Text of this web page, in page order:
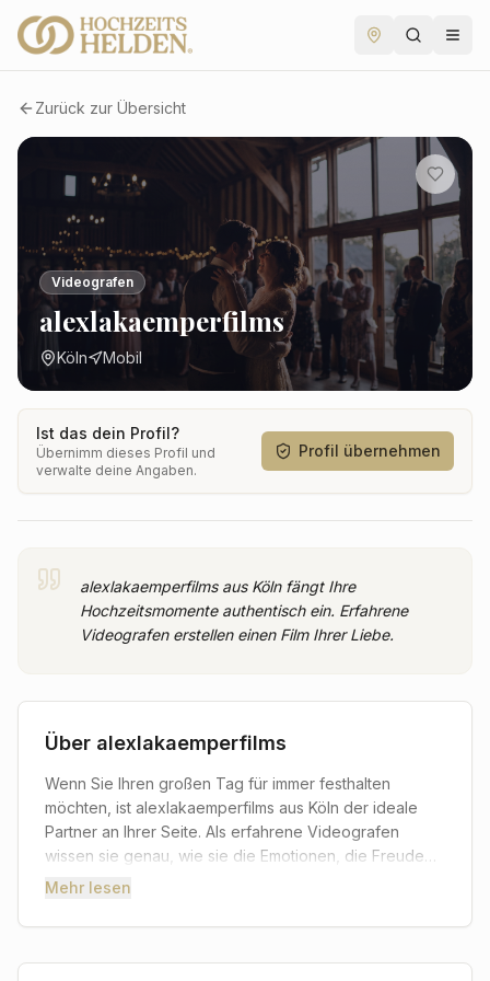
Zurück zur Übersicht
Videografen
alexlakaemperfilms
Köln Mobil
Ist das dein Profil?
Übernimm dieses Profil und
verwalte deine Angaben.
Profil übernehmen
alexlakaemperfilms aus Köln fängt Ihre
Hochzeitsmomente authentisch ein. Erfahrene
Videografen erstellen einen Film Ihrer Liebe.
Über alexlakaemperfilms
Wenn Sie Ihren großen Tag für immer festhalten
möchten, ist alexlakaemperfilms aus Köln der ideale
Partner an Ihrer Seite. Als erfahrene Videografen
wissen sie genau, wie sie die Emotionen, die Freude
und die kleinen Gesten, die Ihre Hochzeit so
legen großen Wert darauf, Ihre Persönlichkeit und Ihre
Mehr lesen